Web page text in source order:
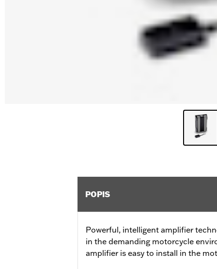
POPIS
Powerful, intelligent amplifier
in the demanding motorcycle
amplifier is easy to install in the